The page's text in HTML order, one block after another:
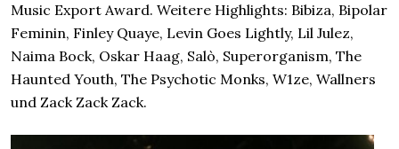
Music Export Award. Weitere Highlights: Bibiza, Bipolar
Feminin, Finley Quaye, Levin Goes Lightly, Lil Julez,
Naima Bock, Oskar Haag, Salò, Superorganism, The
Haunted Youth, The Psychotic Monks, W1ze, Wallners
und Zack Zack Zack.